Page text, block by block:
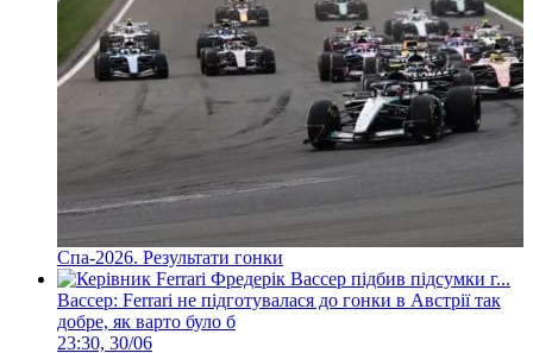
Спа-2026. Результати гонки
Вассер: Ferrari не підготувалася до гонки в Австрії так
добре, як варто було б
23:30, 30/06